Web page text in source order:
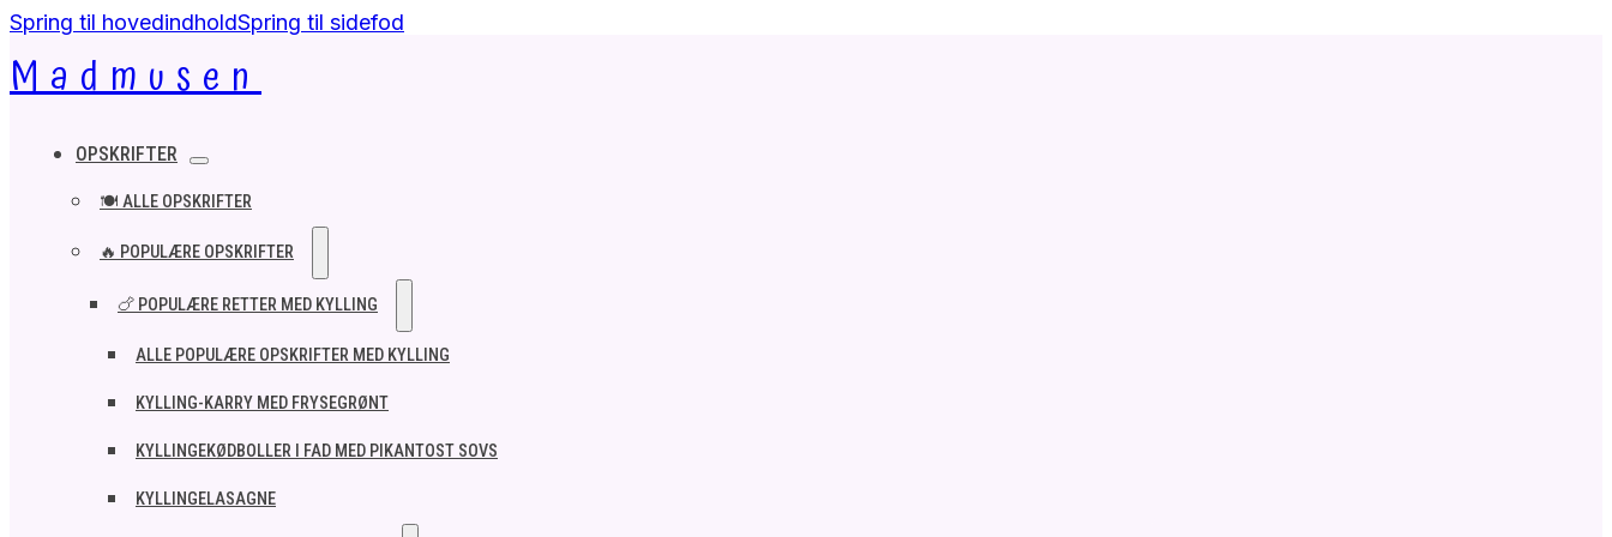
Spring til hovedindholdSpring til sidefod
Madmusen
OPSKRIFTER
🍽️ ALLE OPSKRIFTER
🔥 POPULÆRE OPSKRIFTER
🍗 POPULÆRE RETTER MED KYLLING
ALLE POPULÆRE OPSKRIFTER MED KYLLING
KYLLING-KARRY MED FRYSEGRØNT
KYLLINGEKØDBOLLER I FAD MED PIKANTOST SOVS
KYLLINGELASAGNE